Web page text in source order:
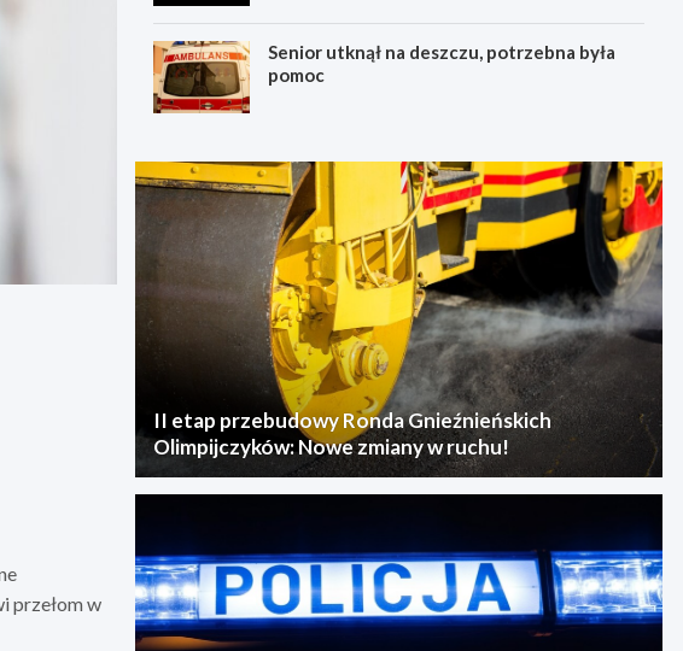
przełom w
Senior utknął na deszczu, potrzebna była
pomoc
II etap przebudowy Ronda Gnieźnieńskich
Olimpijczyków: Nowe zmiany w ruchu!